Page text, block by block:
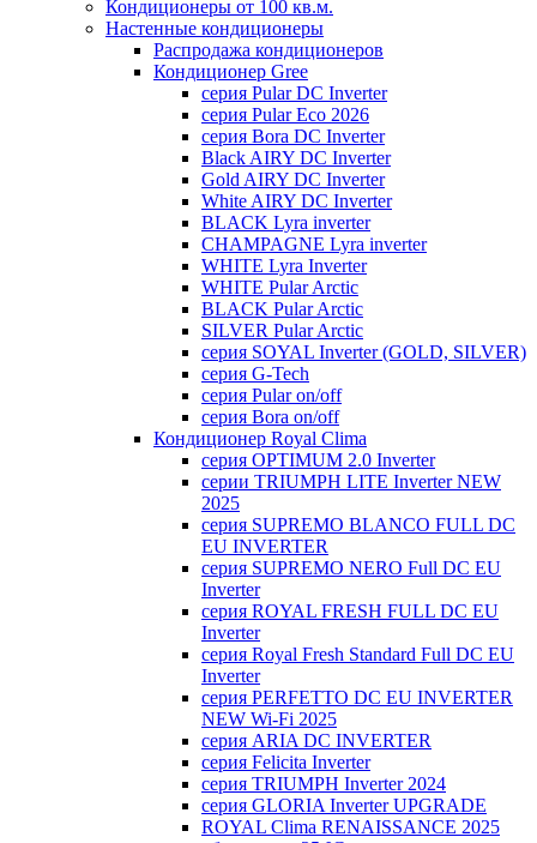
Кондиционеры от 100 кв.м.
Настенные кондиционеры
Распродажа кондиционеров
Кондиционер Gree
серия Pular DC Inverter
серия Pular Eco 2026
серия Bora DC Inverter
Black AIRY DC Inverter
Gold AIRY DC Inverter
White AIRY DC Inverter
BLACK Lyra inverter
CHAMPAGNE Lyra inverter
WHITE Lyra Inverter
WHITE Pular Arctic
BLACK Pular Arctic
SILVER Pular Arctic
серия SOYAL Inverter (GOLD, SILVER)
серия G-Tech
серия Pular on/off
серия Bora on/off
Кондиционер Royal Clima
серия OPTIMUM 2.0 Inverter
серии TRIUMPH LITE Inverter NEW
2025
серия SUPREMO BLANCO FULL DC
EU INVERTER
серия SUPREMO NERO Full DC EU
Inverter
серия ROYAL FRESH FULL DC EU
Inverter
серия Royal Fresh Standard Full DC EU
Inverter
серия PERFETTO DC EU INVERTER
NEW Wi-Fi 2025
серия ARIA DC INVERTER
серия Felicita Inverter
серия TRIUMPH Inverter 2024
серия GLORIA Inverter UPGRADE
ROYAL Clima RENAISSANCE 2025